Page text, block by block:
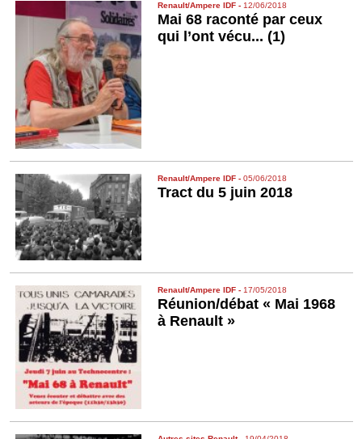
Renault/Ampere IDF - 12/06/2018
Mai 68 raconté par ceux
qui l’ont vécu... (1)
Renault/Ampere IDF -05/06/2018
Tract du 5 juin 2018
Renault/Ampere IDF - 17/05/2018
Réunion/débat « Mai 1968
à Renault »